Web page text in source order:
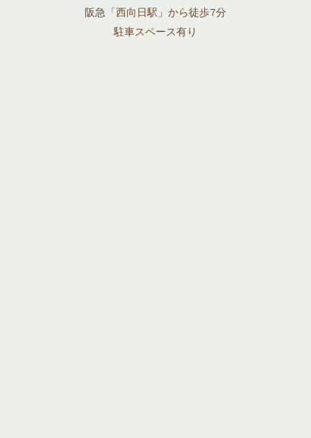
阪急「西向日駅」から徒歩7分
駐車スペース有り